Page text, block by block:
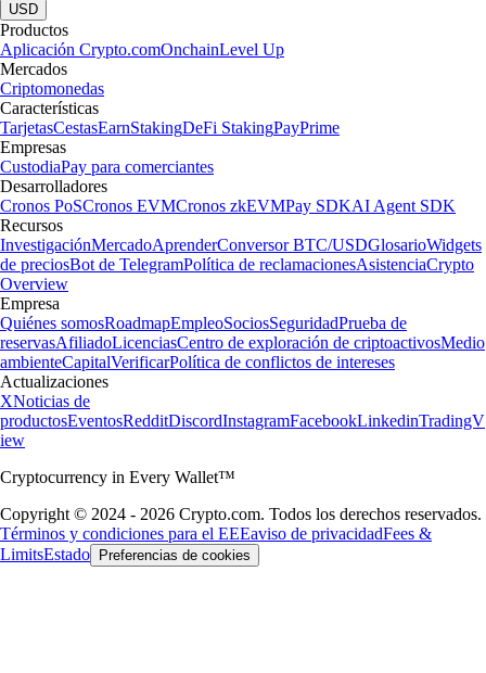
USD
Productos
Aplicación Crypto.comOnchainLevel Up
Mercados
Criptomonedas
Características
TarjetasCestasEarnStakingDeFi StakingPayPrime
Empresas
CustodiaPay para comerciantes
Desarrolladores
Cronos PoSCronos EVMCronos zkEVMPay SDKAI Agent SDK
Recursos
InvestigaciónMercadoAprenderConversor BTC/USDGlosarioWidgets
de preciosBot de TelegramPolítica de reclamacionesAsistenciaCrypto
Overview
Empresa
Quiénes somosRoadmapEmpleoSociosSeguridadPrueba de
reservasAfiliadoLicenciasCentro de exploración de criptoactivosMedio
ambienteCapitalVerificarPolítica de conflictos de intereses
Actualizaciones
XNoticias de
productosEventosRedditDiscordInstagramFacebookLinkedinTradingV
iew
Cryptocurrency in Every Wallet™
Copyright © 2024 - 2026 Crypto.com. Todos los derechos reservados.
Términos y condiciones para el EEEaviso de privacidadFees &
LimitsEstado Preferencias de cookies